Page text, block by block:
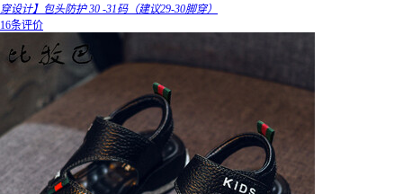
穿设计】包头防护 30 -31码（建议29-30脚穿）
16条评价